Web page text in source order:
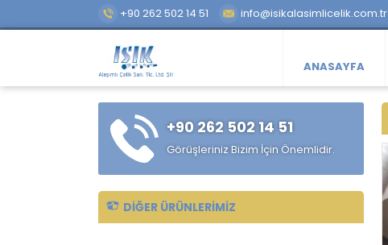
+90 262 502 14 51 info@isikalasimlicelik.com.tr
ANASAYFA
+90 262 502 14 51
Görüşleriniz Bizim İçin Önemlidir.
DIĞER ÜRÜNLERIMIZ